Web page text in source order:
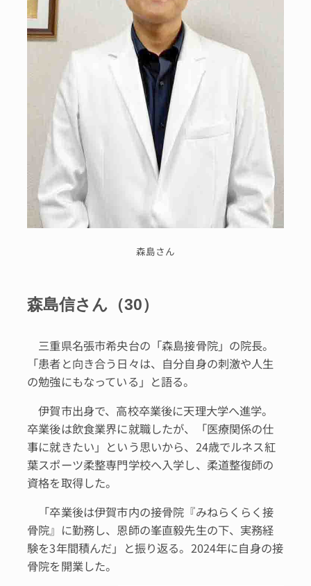
森島さん
森島信さん（30）
三重県名張市希央台の「森島接骨院」の院長。
「患者と向き合う日々は、自分自身の刺激や人生
の勉強にもなっている」と語る。
伊賀市出身で、高校卒業後に天理大学へ進学。
卒業後は飲食業界に就職したが、「医療関係の仕
事に就きたい」という思いから、24歳でルネス紅
葉スポーツ柔整専門学校へ入学し、柔道整復師の
資格を取得した。
「卒業後は伊賀市内の接骨院『みねらくらく接
骨院』に勤務し、恩師の峯直毅先生の下、実務経
験を3年間積んだ」と振り返る。2024年に自身の接
骨院を開業した。